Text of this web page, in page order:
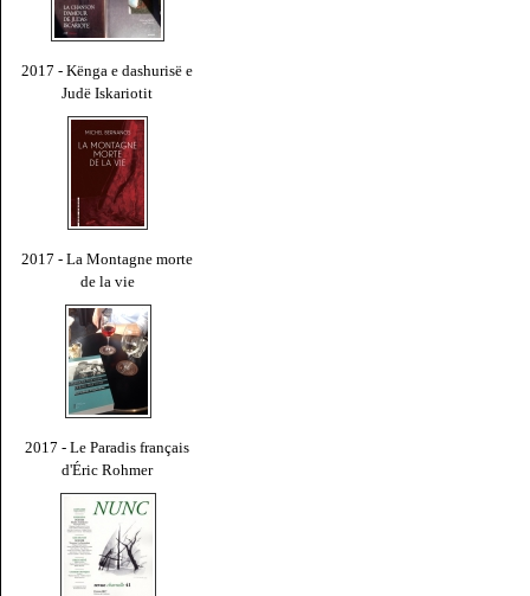
2017 - Kënga e dashurisë e
Judë Iskariotit
2017 - La Montagne morte
de la vie
2017 - Le Paradis français
d'Éric Rohmer